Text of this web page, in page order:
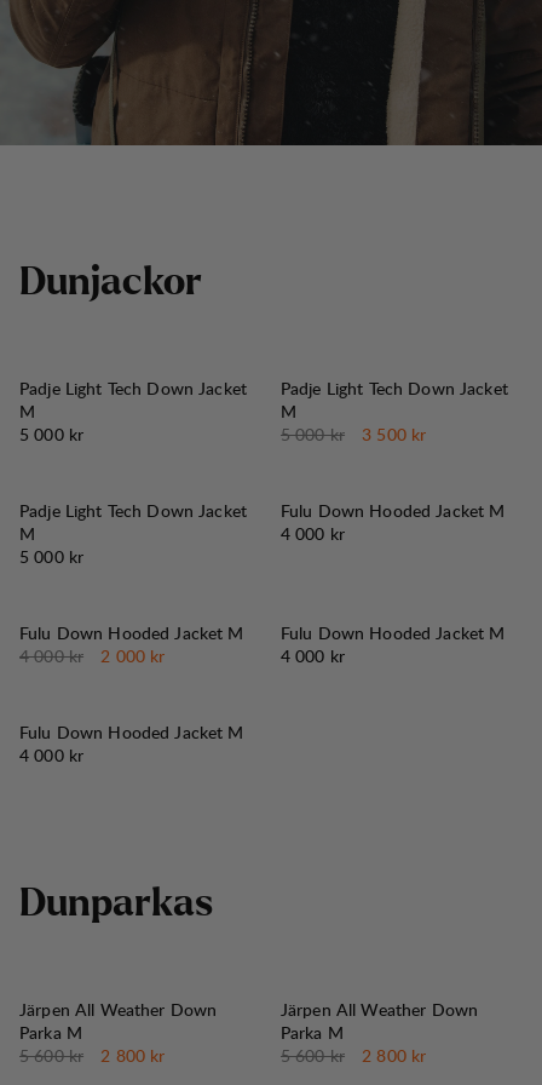
Dunjackor
Padje Light Tech Down Jacket
M
Pris:
5 000 kr
REA
Padje Light Tech Down Jacket
M
Originalpris:
5 000 kr Reapris:
3 500 kr
Padje Light Tech Down Jacket
M
Pris:
5 000 kr
Fulu Down Hooded Jacket M
Pris:
4 000 kr
REA :
Fulu Down Hooded Jacket M
Originalpris:
4 000 kr Reapris:
2 000 kr
Fulu Down Hooded Jacket M
Pris:
4 000 kr
Fulu Down Hooded Jacket M
Pris:
4 000 kr
Dunparkas
REA
Järpen All Weather Down
Parka M
Originalpris:
5 600 kr Reapris:
2 800 kr
REA
Järpen All Weather Down
Parka M
Originalpris:
5 600 kr Reapris:
2 800 kr